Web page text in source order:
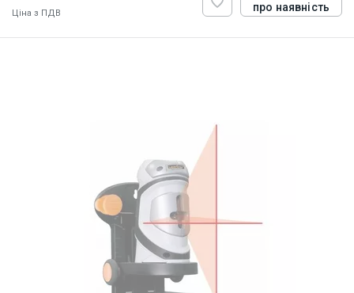
Ціна з ПДВ
про наявність